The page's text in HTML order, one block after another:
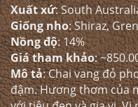
Xuất xứ: South
Giống nho: Shiraz,
Nồng độ: 14%
Giá tham khảo:
Mô tả: Chai vang đỏ
đậm. Hương thơm của